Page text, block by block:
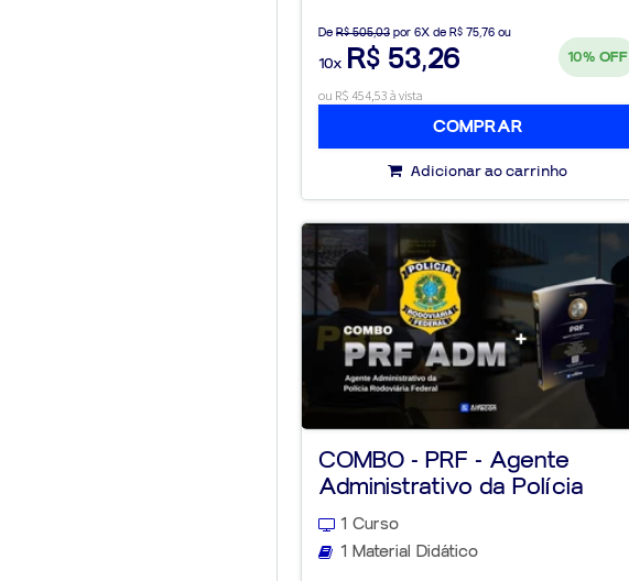
De R$ 505,03 por 6X de R$ 75,76 ou
10x R$ 53,26 10% OFF
ou R$ 454,53 à vista
COMPRAR
Adicionar ao carrinho
COMBO - PRF - Agente
Administrativo da Polícia
Rodo...
1 Curso
1 Material Didático